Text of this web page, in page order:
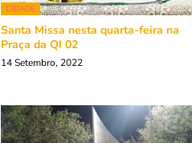
CIDADE
Santa Missa nesta quarta-feira na
Praça da QI 02
14 Setembro, 2022